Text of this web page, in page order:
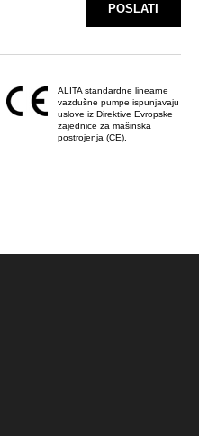
POSLATI
ALITA standardne linearne
vazdušne pumpe ispunjavaju
uslove iz Direktive Evropske
zajednice za mašinska
postrojenja (CE).